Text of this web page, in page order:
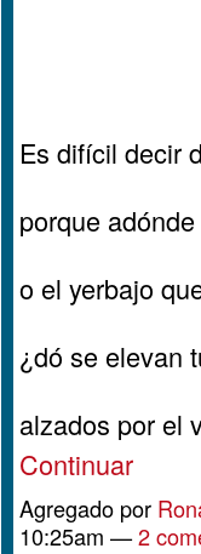
Es difícil decir
porque
o el yerbajo
¿dó se elevan
alzados por el
Continuar
Agregado por
10:25am —2